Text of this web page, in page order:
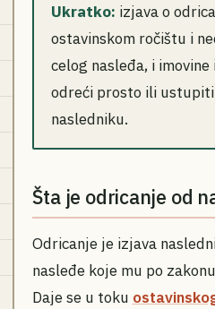
Ukratko: izjava o
ostavinskom ročištu i
celog nasleđa, i
odreći prosto ili
nasledniku.
Šta je odricanje od
Odricanje je izjava
nasleđe koje mu po
Daje se u toku